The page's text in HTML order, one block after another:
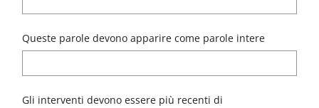
Queste parole devono apparire come parole intere
Gli interventi devono essere più recenti di